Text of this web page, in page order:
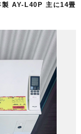
製 AY-L40P 主に14畳